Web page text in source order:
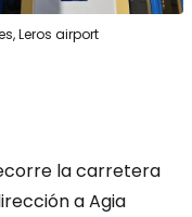
Leros airport
la carretera
a Agia